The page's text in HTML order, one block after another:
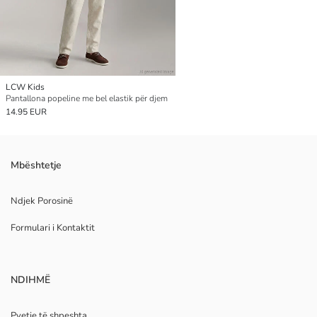
LCW Kids
Pantallona popeline me bel elastik për djem
14.95 EUR
Mbështetje
Ndjek Porosinë
Formulari i Kontaktit
NDIHMË